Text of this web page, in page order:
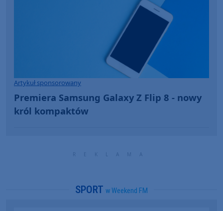
Artykuł sponsorowany
Premiera Samsung Galaxy Z Flip 8 - nowy
król kompaktów
SPORT w Weekend FM